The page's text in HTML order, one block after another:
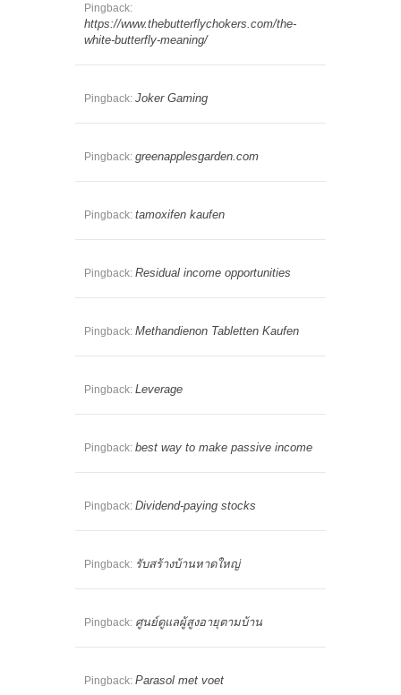
Pingback:
https://www.thebutterflychokers.com/the-
white-butterfly-meaning/
Pingback: Joker Gaming
Pingback: greenapplesgarden.com
Pingback: tamoxifen kaufen
Pingback: Residual income opportunities
Pingback: Methandienon Tabletten Kaufen
Pingback: Leverage
Pingback: best way to make passive income
Pingback: Dividend-paying stocks
Pingback: รับสร้างบ้านหาดใหญ่
Pingback: ศูนย์ดูแลผู้สูงอายุตามบ้าน
Pingback: Parasol met voet